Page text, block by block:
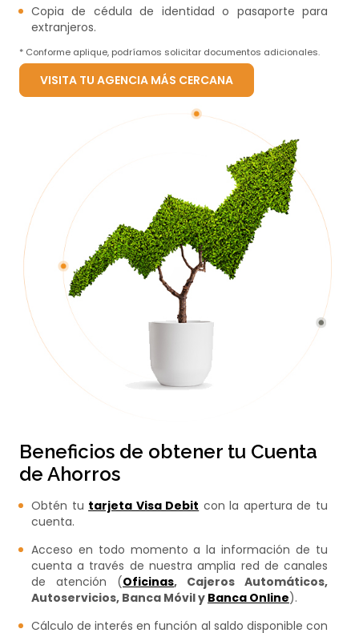
Copia de cédula de identidad o pasaporte para
extranjeros.
* Conforme aplique, podríamos solicitar documentos adicionales.
VISITA TU AGENCIA MÁS CERCANA
Beneficios de obtener tu Cuenta
de Ahorros
Obtén tu tarjeta Visa Debit con la apertura de tu
cuenta.
​​Acceso en todo momento a la información de tu
cuenta a través​ de nuestra amplia red de canales
de atención (Oficinas, Cajeros​ Automáticos,
Autoservicios, Banca Móvil y Banca Online).​
Cálculo de interés en función al saldo disponible con